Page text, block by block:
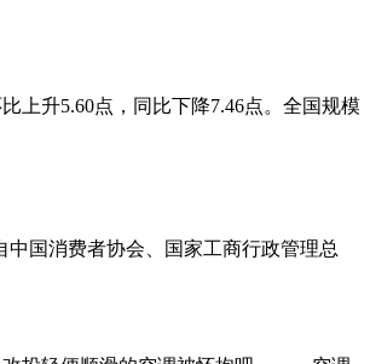
升5.60点，同比下降7.46点。全国规模
国消费者协会、国家工商行政管理总